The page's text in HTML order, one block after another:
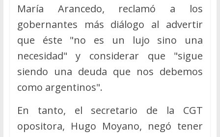
María Arancedo, reclamó a los
gobernantes más diálogo al advertir
que éste "no es un lujo sino una
necesidad" y considerar que "sigue
siendo una deuda que nos debemos
como argentinos".
En tanto, el secretario de la CGT
opositora, Hugo Moyano, negó tener